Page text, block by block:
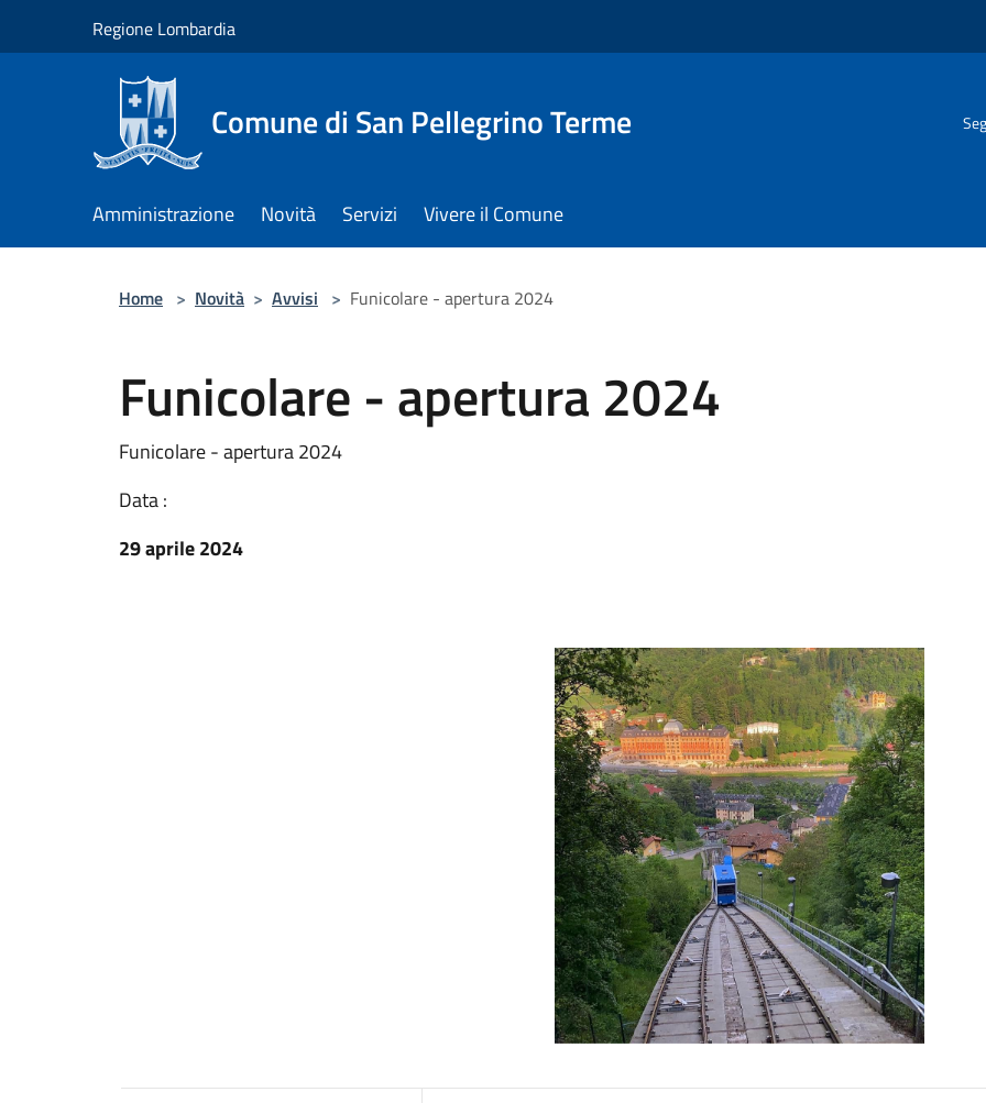
Regione Lombardia
Comune di San Pellegrino Terme
Amministrazione Novità Servizi Vivere il Comune
Home > Novità > Avvisi > Funicolare - apertura 2024
Funicolare - apertura 2024
Funicolare - apertura 2024
Data :
29 aprile 2024